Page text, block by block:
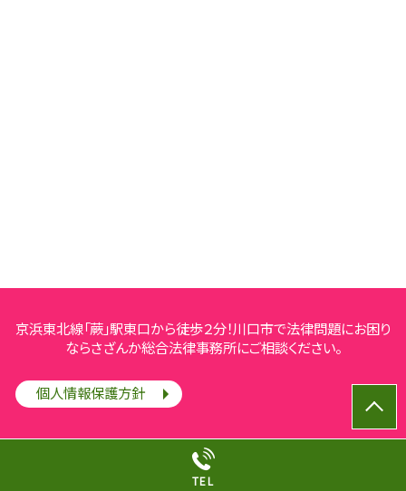
京浜東北線「蕨」駅東口から徒歩２分！川口市で法律問題にお困り
ならさざんか総合法律事務所にご相談ください。
個人情報保護方針